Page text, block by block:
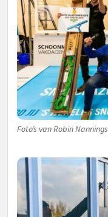
Foto’s van Robin Nannings